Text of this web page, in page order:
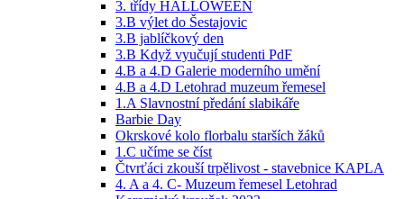
3. třídy HALLOWEEN
3.B výlet do Šestajovic
3.B jablíčkový den
3.B Když vyučují studenti PdF
4.B a 4.D Galerie moderního umění
4.B a 4.D Letohrad muzeum řemesel
1.A Slavnostní předání slabikáře
Barbie Day
Okrskové kolo florbalu starších žáků
1.C učíme se číst
Čtvrťáci zkouší trpělivost - stavebnice KAPLA
4. A a 4. C- Muzeum řemesel Letohrad